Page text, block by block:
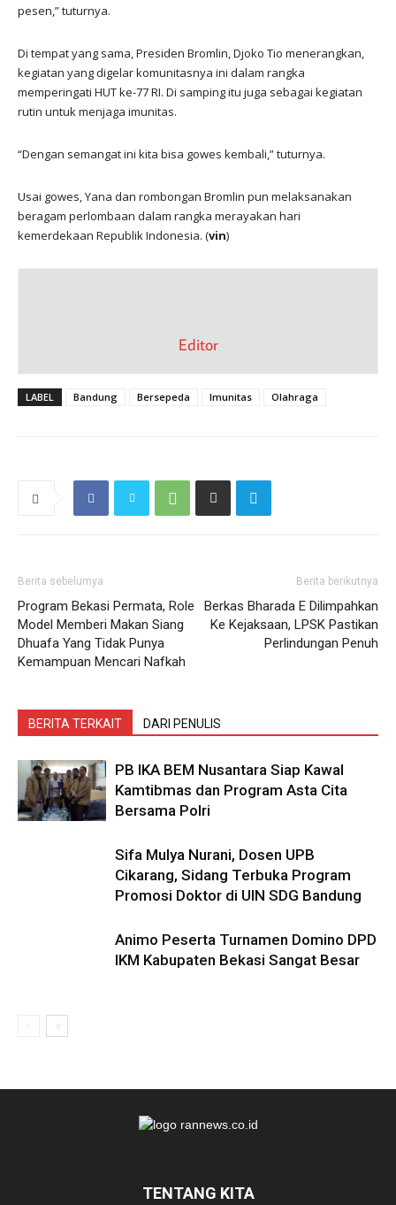
pesen,” tuturnya.
Di tempat yang sama, Presiden Bromlin, Djoko Tio menerangkan,
kegiatan yang digelar komunitasnya ini dalam rangka
memperingati HUT ke-77 RI. Di samping itu juga sebagai kegiatan
rutin untuk menjaga imunitas.
“Dengan semangat ini kita bisa gowes kembali,” tuturnya.
Usai gowes, Yana dan rombongan Bromlin pun melaksanakan
beragam perlombaan dalam rangka merayakan hari
kemerdekaan Republik Indonesia. (vin)
Editor
LABEL Bandung Bersepeda Imunitas Olahraga
Berita sebelumya
Program Bekasi Permata, Role
Model Memberi Makan Siang
Dhuafa Yang Tidak Punya
Kemampuan Mencari Nafkah
Berita berikutnya
Berkas Bharada E Dilimpahkan
Ke Kejaksaan, LPSK Pastikan
Perlindungan Penuh
BERITA TERKAIT DARI PENULIS
PB IKA BEM Nusantara Siap Kawal
Kamtibmas dan Program Asta Cita
Bersama Polri
Sifa Mulya Nurani, Dosen UPB
Cikarang, Sidang Terbuka Program
Promosi Doktor di UIN SDG Bandung
Animo Peserta Turnamen Domino DPD
IKM Kabupaten Bekasi Sangat Besar
TENTANG KITA